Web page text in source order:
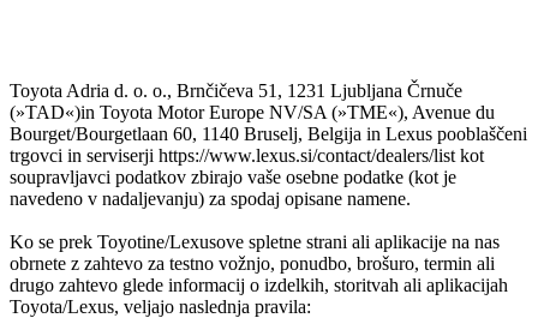
Toyota Adria d. o. o., Brnčičeva 51, 1231 Ljubljana Črnuče
(»TAD«)in Toyota Motor Europe NV/SA (»TME«), Avenue du
Bourget/Bourgetlaan 60, 1140 Bruselj, Belgija in Lexus pooblaščeni
trgovci in serviserji https://www.lexus.si/contact/dealers/list kot
soupravljavci podatkov zbirajo vaše osebne podatke (kot je
navedeno v nadaljevanju) za spodaj opisane namene.
Ko se prek Toyotine/Lexusove spletne strani ali aplikacije na nas
obrnete z zahtevo za testno vožnjo, ponudbo, brošuro, termin ali
drugo zahtevo glede informacij o izdelkih, storitvah ali aplikacijah
Toyota/Lexus, veljajo naslednja pravila: